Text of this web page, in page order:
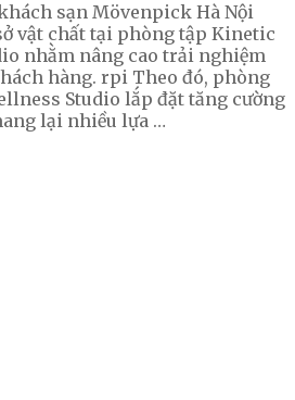
sạn Mövenpick Hà Nội
vật chất tại phòng tập Kinetic
nhằm nâng cao trải nghiệm
hàng. rpi Theo đó, phòng
Studio lắp đặt tăng cường
lại nhiều lựa …